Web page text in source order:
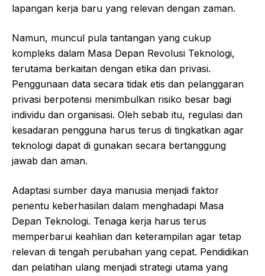
lapangan kerja baru yang relevan dengan zaman.
Namun, muncul pula tantangan yang cukup
kompleks dalam Masa Depan Revolusi Teknologi,
terutama berkaitan dengan etika dan privasi.
Penggunaan data secara tidak etis dan pelanggaran
privasi berpotensi menimbulkan risiko besar bagi
individu dan organisasi. Oleh sebab itu, regulasi dan
kesadaran pengguna harus terus di tingkatkan agar
teknologi dapat di gunakan secara bertanggung
jawab dan aman.
Adaptasi sumber daya manusia menjadi faktor
penentu keberhasilan dalam menghadapi Masa
Depan Teknologi. Tenaga kerja harus terus
memperbarui keahlian dan keterampilan agar tetap
relevan di tengah perubahan yang cepat. Pendidikan
dan pelatihan ulang menjadi strategi utama yang